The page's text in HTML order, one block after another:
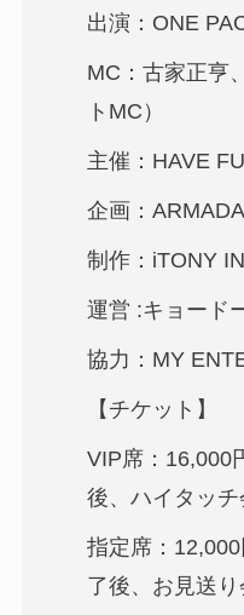
出演：ONE
MC：古家正亨
トMC）
主催：HAVE
企画：
制作：iTONY
運営 :キョード
協力：MY
【チケット】
VIP席：16,000
後、ハイタッチ
指定席：
了後、お見送り